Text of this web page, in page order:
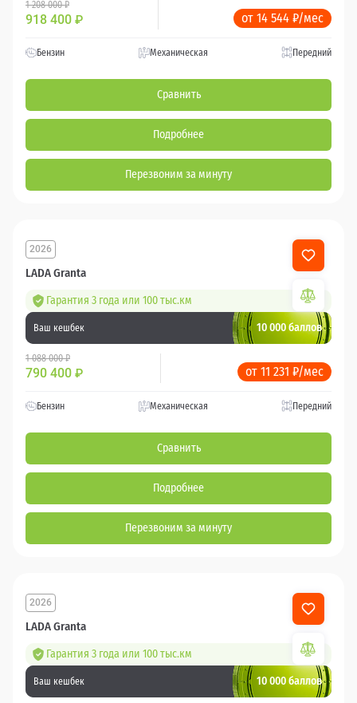
1 208 000 ₽
918 400 ₽ от 14 544 ₽/мес
Бензин Механическая Передний
Сравнить
Подробнее
Перезвоним за минуту
LADA Granta
2026
Гарантия 3 года или 100 тыс.км
Ваш кешбек 10 000 баллов
1 088 000 ₽
790 400 ₽ от 11 231 ₽/мес
Бензин Механическая Передний
Сравнить
Подробнее
Перезвоним за минуту
LADA Granta
2026
Гарантия 3 года или 100 тыс.км
Ваш кешбек 10 000 баллов